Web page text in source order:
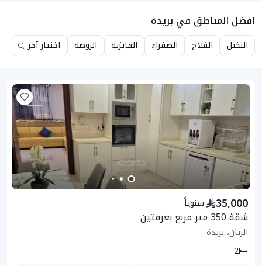
افضل المناطق في بريدة
النخيل الفلاح الصفراء الفايزية الروضة اختيار آخر
سنوياً 35,000
شقة 350 متر مربع بغرفتين
الريان، بريدة
2